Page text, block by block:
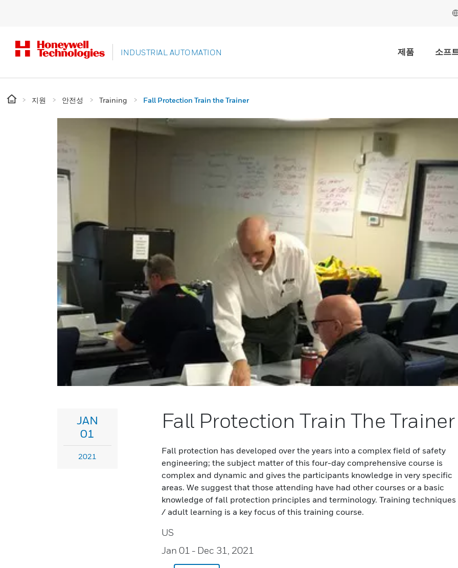
INDUSTRIAL AUTOMATION 제품 소프
지원 안전성 Training Fall Protection Train the Trainer
JAN
01
2021
Fall Protection Train The Trainer
Fall protection has developed over the years into a complex field of safety
engineering; the subject matter of this four-day comprehensive course is
complex and dynamic and gives the participants knowledge in very specific
areas. We suggest that those attending have had other courses or a basic
knowledge of fall protection principles and terminology. Training techniques
/ adult learning is a key focus of this training course.
US
Jan 01 - Dec 31, 2021